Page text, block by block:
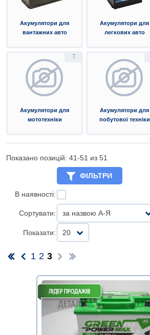
Акумулятори для
вантажних авто
Акумулятори для
легкових авто
7
Акумулятори для
мототехніки
Акумулятори для
побутової техніки
Показано позицій: 41-51 из 51
ФІЛЬТРИ
В наявності:
Сортувати: за назвою А-Я
Показати: 20
1 2 3